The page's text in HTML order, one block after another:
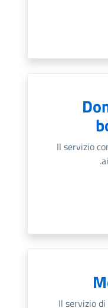
Il servizio
Il servizio